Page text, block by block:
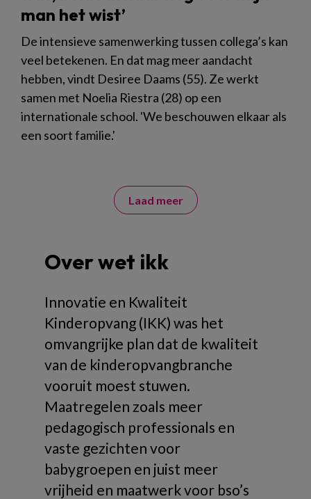
man het wist’
De intensieve samenwerking tussen collega’s kan
veel betekenen. En dat mag meer aandacht
hebben, vindt Desiree Daams (55). Ze werkt
samen met Noelia Riestra (28) op een
internationale school. 'We beschouwen elkaar als
een soort familie.'
Laad meer
Over wet ikk
Innovatie en Kwaliteit
Kinderopvang (IKK) was het
omvangrijke plan dat de kwaliteit
van de kinderopvangbranche
vooruit moest stuwen.
Maatregelen zoals meer
pedagogisch professionals en
vaste gezichten voor
babygroepen en juist meer
vrijheid en maatwerk voor bso’s